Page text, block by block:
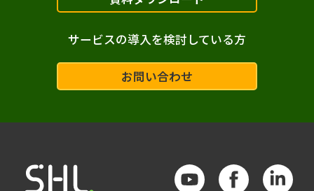
サービスの導入を検討している方
お問い合わせ